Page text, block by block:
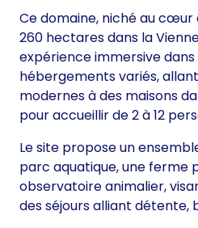
Ce domaine, niché au
260 hectares dans la
expérience immersive
hébergements variés,
modernes à des maisons
pour accueillir de 2 à 12
Le site propose un
parc aquatique, une ferme
observatoire animalier,
des séjours alliant